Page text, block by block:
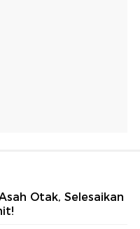
Otak, Selesaikan